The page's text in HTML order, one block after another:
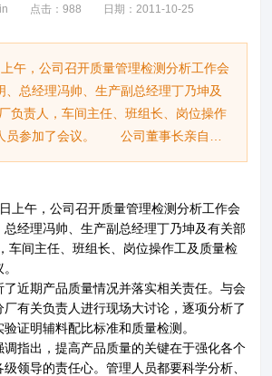
点击：988 日期：2011-10-25
午，公司召开质量管理检测分析工作会
、总经理冯帅、生产副总经理丁乃坤及
负责人，车间主任、班组长、岗位操作
员参加了会议。 公司董事长亲自分
情况并落实相关责任。与会的各部门领
验证明辅料配比标准和质量检测。 最
出，提高产品质量的关键在于强化各个
各级领导的责任心。管理人员都要科学
存在质量问题，正视辅料配比标准和
化过程标准控制和监督检查，进一步强
提高收率和产品质量，完善管理流程，
正做到以标准促收率，以质量求生存，
力实现公司的高端发展目标。董事长现
午，公司召开质量管理检测分析工作会
经理冯帅、生产副总经理丁乃坤及有关部
车间主任、班组长、岗位操作工及质量检
期产品质量情况并落实相关责任。与会
有关负责人进行现场大讨论，逐项分析了
证明辅料配比标准和质量检测。
出，提高产品质量的关键在于强化各个
领导的责任心。管理人员都要科学分析、